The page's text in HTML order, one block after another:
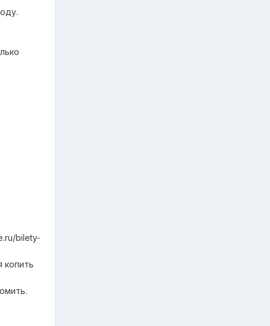
bilety-
копить